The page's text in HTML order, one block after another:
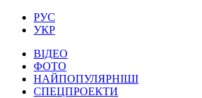
РУС
УКР
ВІДЕО
ФОТО
НАЙПОПУЛЯРНІШІ
СПЕЦПРОЕКТИ